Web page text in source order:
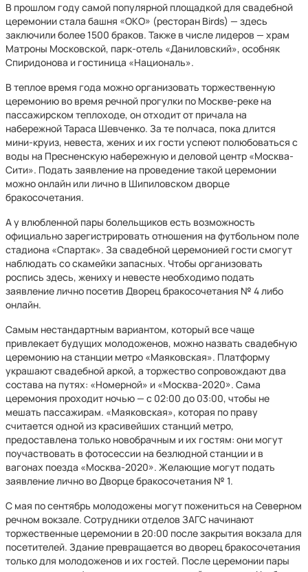
В прошлом году самой популярной площадкой для свадебной
церемонии стала башня «ОКО» (ресторан Birds) — здесь
заключили более 1500 браков. Также в числе лидеров — храм
Матроны Московской, парк-отель «Даниловский», особняк
Спиридонова и гостиница «Националь».
В теплое время года можно организовать торжественную
церемонию во время речной прогулки по Москве-реке на
пассажирском теплоходе, он отходит от причала на
набережной Тараса Шевченко. За те полчаса, пока длится
мини-круиз, невеста, жених и их гости успеют полюбоваться с
воды на Пресненскую набережную и деловой центр «Москва-
Сити». Подать заявление на проведение такой церемонии
можно онлайн или лично в Шипиловском дворце
бракосочетания.
А у влюбленной пары болельщиков есть возможность
официально зарегистрировать отношения на футбольном поле
стадиона «Спартак». За свадебной церемонией гости смогут
наблюдать со скамейки запасных. Чтобы организовать
роспись здесь, жениху и невесте необходимо подать
заявление лично посетив Дворец бракосочетания № 4 либо
онлайн.
Самым нестандартным вариантом, который все чаще
привлекает будущих молодоженов, можно назвать свадебную
церемонию на станции метро «Маяковская». Платформу
украшают свадебной аркой, а торжество сопровождают два
состава на путях: «Номерной» и «Москва-2020». Сама
церемония проходит ночью — с 02:00 до 03:00, чтобы не
мешать пассажирам. «Маяковская», которая по праву
считается одной из красивейших станций метро,
предоставлена только новобрачным и их гостям: они могут
поучаствовать в фотосессии на безлюдной станции и в
вагонах поезда «Москва-2020». Желающие могут подать
заявление лично во Дворце бракосочетания № 1.
С мая по сентябрь молодожены могут пожениться на Северном
речном вокзале. Сотрудники отделов ЗАГС начинают
торжественные церемонии в 20:00 после закрытия вокзала для
посетителей. Здание превращается во дворец бракосочетания
только для молодоженов и их гостей. После церемонии пары